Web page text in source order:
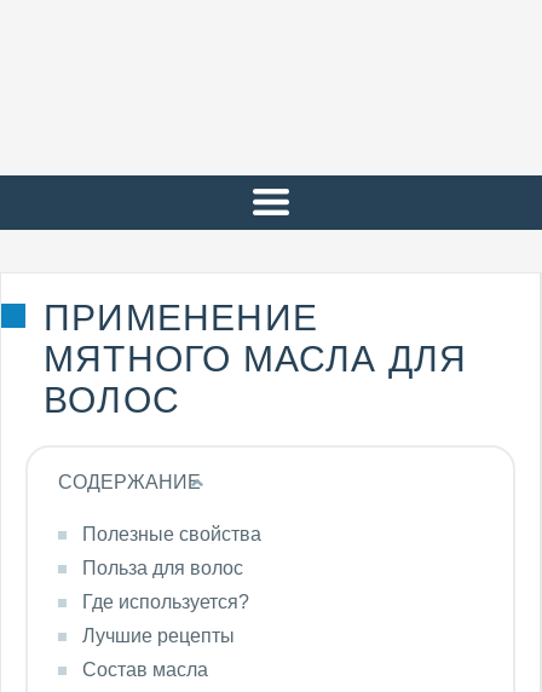
ПРИМЕНЕНИЕ
МЯТНОГО МАСЛА ДЛЯ
ВОЛОС
СОДЕРЖАНИЕ
Полезные свойства
Польза для волос
Где используется?
Лучшие рецепты
Состав масла